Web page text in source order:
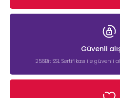
yapılmalıdır. Genel adımlar:
Kediniz sakin bir pozisyondayken
Kedi kulak temizleme
Pamuk veya gazlı bez ile dış kısmı
Kulak çubuğu kullanılması
Haftada 1–2 kez kontrol etmek
problemi yaşayan kedilerde
Güvenli
256Bit SSL Sertifikası ile güvenli